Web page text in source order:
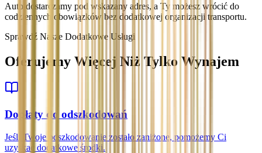
Auto dostarczamy pod wskazany adres, a Ty możesz wrócić do
codziennych obowiązków bez dodatkowej organizacji transportu.
Sprawdź Nasze Dodatkowe Usługi
Oferujemy Więcej Niż Tylko Wynajem
Dopłaty do odszkodowań
Jeśli Twoje odszkodowanie zostało zaniżone, pomożemy Ci
uzyskać dodatkowe środki.